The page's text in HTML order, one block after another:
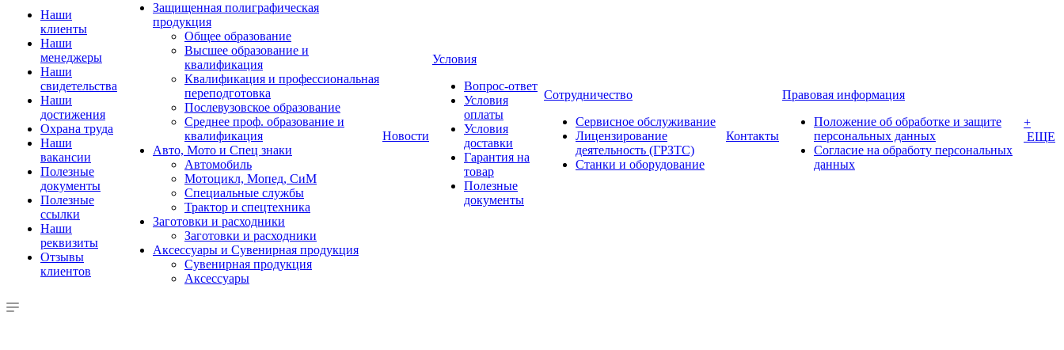
Наши
клиенты
Наши
менеджеры
Наши
свидетельства
Наши
достижения
Охрана труда
Наши
вакансии
Полезные
документы
Полезные
ссылки
Наши
реквизиты
Отзывы
клиентов
Защищенная полиграфическая
продукция
Общее образование
Высшее образование и
квалификация
Квалификация и профессиональная
переподготовка
Послевузовское образование
Среднее проф. образование и
квалификация
Авто, Мото и Спец знаки
Автомобиль
Мотоцикл, Мопед, СиМ
Специальные службы
Трактор и спецтехника
Заготовки и расходники
Заготовки и расходники
Аксессуары и Сувенирная продукция
Сувенирная продукция
Аксессуары
Новости
Условия
Вопрос-ответ
Условия
оплаты
Условия
доставки
Гарантия на
товар
Полезные
документы
Сотрудничество
Сервисное обслуживание
Лицензирование
деятельность (ГРЗТС)
Станки и оборудование
Контакты
Правовая информация
Положение об обработке и защите
персональных данных
Согласие на обработу персональных
данных
+
ЕЩЕ